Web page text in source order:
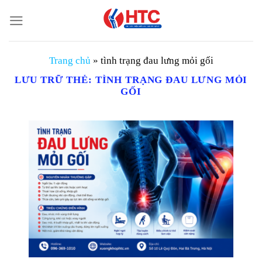
đến
nội
Trang chủ » tình trạng đau lưng mỏi gối
LƯU TRỮ THẺ: TÌNH TRẠNG ĐAU LƯNG MỎI
GỐI